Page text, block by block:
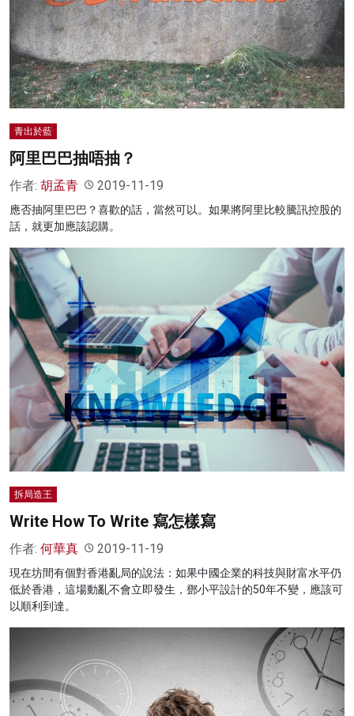
青出於藍
阿里巴巴抽唔抽？
作者: 胡孟青 2019-11-19
應否抽阿里巴巴？喜歡的話，當然可以。如果將阿里比較騰訊控股的
話，就更加應該認購。
拆局造王
Write How To Write 寫怎樣寫
作者: 何華真 2019-11-19
現在坊間有個對香港亂局的說法：如果中國企業的科技與財富水平仍
低於香港，這場動亂不會立即發生，鄧小平設計的50年不變，應該可
以順利到達。